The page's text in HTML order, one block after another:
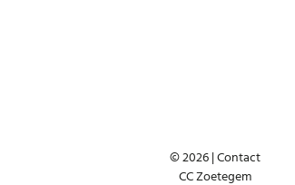
© 2026 |Contact
CC Zoetegem